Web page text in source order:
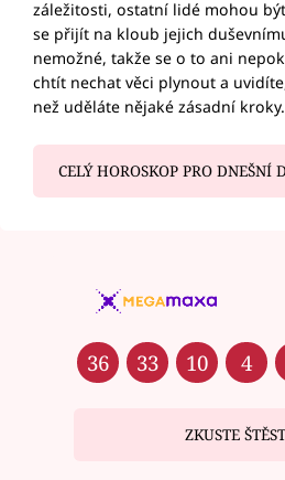
záležitosti, ostatní lidé mohou
se přijít na kloub jejich
nemožné, takže se o to ani
chtít nechat věci plynout a
než uděláte nějaké zásadní kroky.
CELÝ HOROSKOP PRO DNEŠNÍ
36 33 10 4
ZKUSTE